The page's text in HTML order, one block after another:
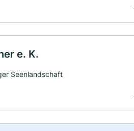
e. K.
Seenlandschaft